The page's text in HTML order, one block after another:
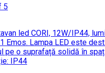
5
led CORI, 12W/IP44,
Emos. Lampa LED este
pe o suprafață solidă în
IP44